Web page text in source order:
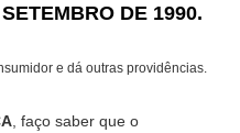
DE 1990.
e dá outras providências.
, faço saber que o